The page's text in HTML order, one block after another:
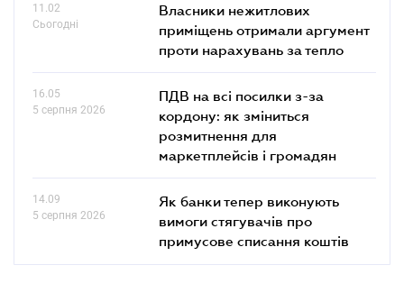
11.02
Сьогодні
Власники нежитлових
приміщень отримали аргумент
проти нарахувань за тепло
16.05
5 серпня 2026
ПДВ на всі посилки з-за
кордону: як зміниться
розмитнення для
маркетплейсів і громадян
14.09
5 серпня 2026
Як банки тепер виконують
вимоги стягувачів про
примусове списання коштів